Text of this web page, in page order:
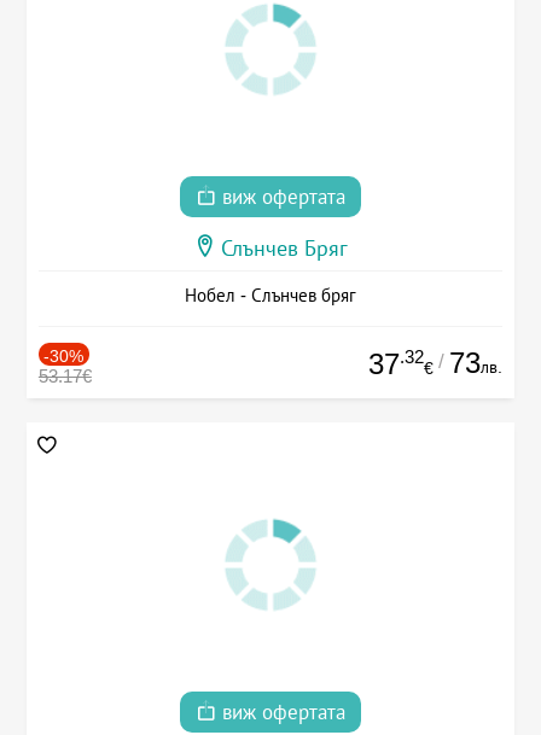
виж офертата
Слънчев Бряг
Нобел - Слънчев бряг
-30%
53.17€ 37.32
€ / 73лв.
виж офертата